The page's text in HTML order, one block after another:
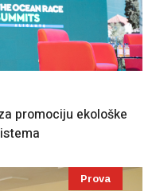
promociju ekološke
Prova